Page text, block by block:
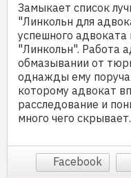
Замыкает список
"Линкольн для
успешного
"Линкольн". Работа
обмазывании от
однажды ему
которому адвокат
расследование и
много чего скрывает.
Facebook